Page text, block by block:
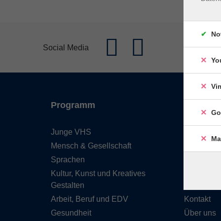
Social Media
Programm
Junge VHS
Mensch & Gesellschaft
Sprachen
Kultur, Kunst und Kreatives
Gestalten
Arbeit, Beruf und EDV
Gesundheit
Kontakt
Über uns